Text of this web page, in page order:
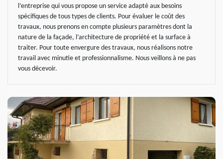
l’entreprise qui vous propose un service adapté aux besoins
spécifiques de tous types de clients. Pour évaluer le coût des
travaux, nous prenons en compte plusieurs paramètres dont la
nature de la façade, l’architecture de propriété et la surface à
traiter. Pour toute envergure des travaux, nous réalisons notre
travail avec minutie et professionnalisme. Nous veillons à ne pas
vous décevoir.